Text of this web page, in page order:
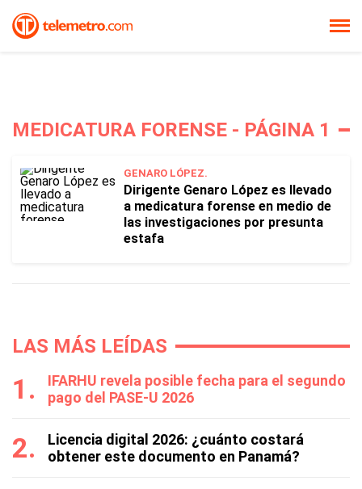
MEDICATURA FORENSE - PÁGINA 1
GENARO LÓPEZ.
Dirigente Genaro López es llevado
a medicatura forense en medio de
las investigaciones por presunta
estafa
LAS MÁS LEÍDAS
IFARHU revela posible fecha para el segundo
pago del PASE-U 2026
Licencia digital 2026: ¿cuánto costará
obtener este documento en Panamá?